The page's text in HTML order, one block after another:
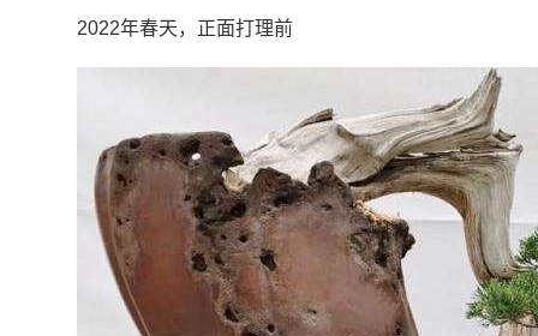
2022年春天，正面打理前